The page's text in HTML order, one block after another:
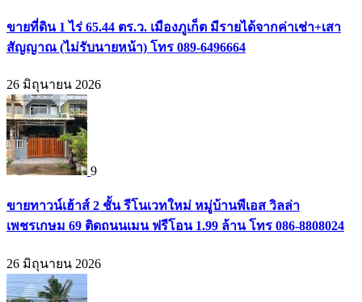
ขายที่ดิน 1 ไร่ 65.44 ตร.ว. เมืองภูเก็ต มีรายได้จากค่าเช่า+เสา
สัญญาณ (ไม่รับนายหน้า) โทร 089-6496664
26 มิถุนายน 2026
9
ขายทาวน์เฮ้าส์ 2 ชั้น รีโนเวทใหม่ หมู่บ้านพีเอส วิลล่า
เพชรเกษม 69 ติดถนนเมน ฟรีโอน 1.99 ล้าน โทร 086-8808024
26 มิถุนายน 2026